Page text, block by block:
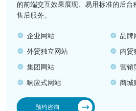
的前端交互效果展现、易用标准的后
售后服务。
企业网站
品牌
外贸独立网站
内贸
集团网站
营销
响应式网站
商城
预约咨询